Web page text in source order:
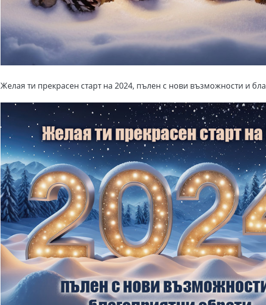
Желая ти прекрасен старт на 2024, пълен с нови възможности и